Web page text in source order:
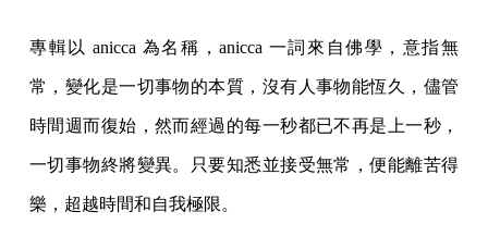
專輯以 anicca 為名稱，anicca 一詞來自佛學，意指無
常，變化是一切事物的本質，沒有人事物能恆久，儘管
時間週而復始，然而經過的每一秒都已不再是上一秒，
一切事物終將變異。只要知悉並接受無常，便能離苦得
樂，超越時間和自我極限。